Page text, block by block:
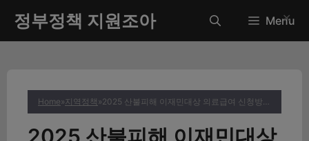
츠
정부정책 지원조아 Menu
Home»지역정책 » 2025 산불피해 이재민대상 의료급여 신청방법 (자격조건 및 지원내용 총정리)
✕